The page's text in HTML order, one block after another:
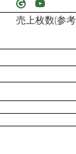
売上枚数(参